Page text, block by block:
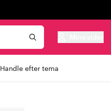
Handle efter tema